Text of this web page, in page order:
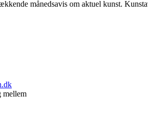
månedsavis om aktuel kunst.
mellem